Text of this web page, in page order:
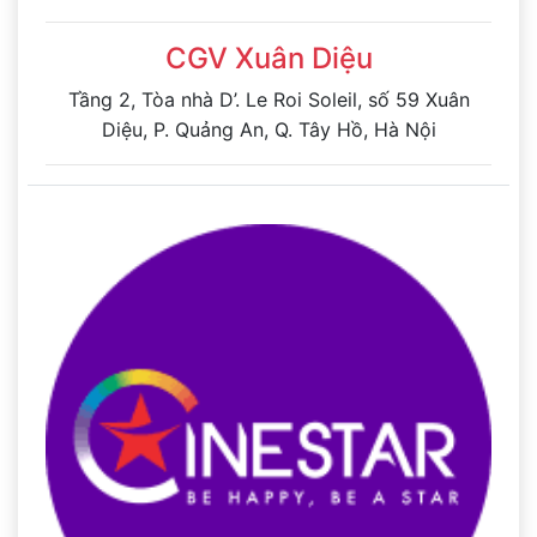
Nội
CGV Xuân Diệu
Tầng 2, Tòa nhà D’. Le Roi Soleil, số 59 Xuân
Diệu, P. Quảng An, Q. Tây Hồ, Hà Nội